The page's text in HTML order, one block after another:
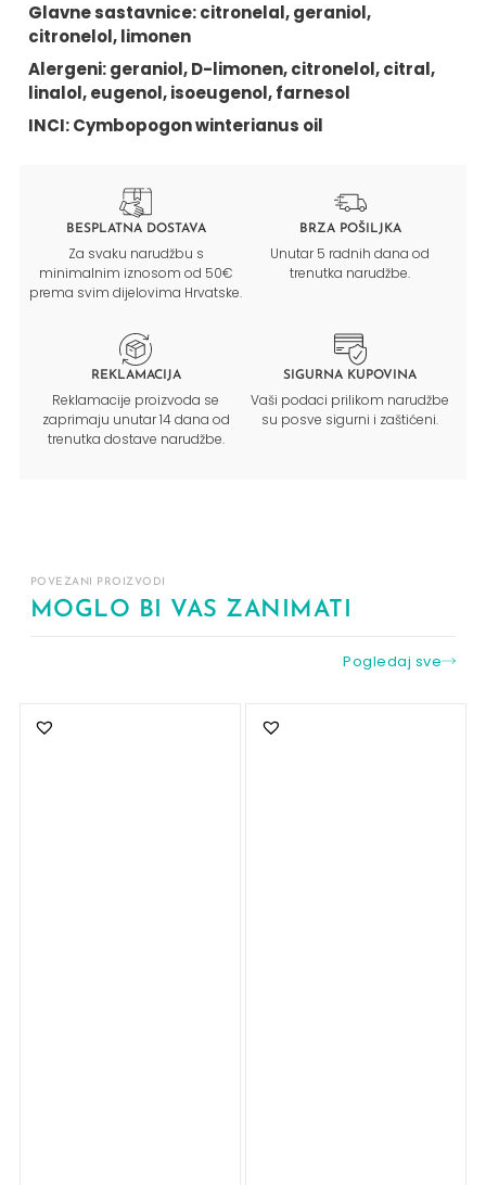
Glavne sastavnice: citronelal, geraniol,
citronelol, limonen
Alergeni: geraniol, D-limonen, citronelol, citral,
linalol, eugenol, isoeugenol, farnesol
INCI: Cymbopogon winterianus oil
BESPLATNA DOSTAVA
Za svaku narudžbu s
minimalnim iznosom od 50€
prema svim dijelovima Hrvatske.
BRZA POŠILJKA
Unutar 5 radnih dana od
trenutka narudžbe.
REKLAMACIJA
Reklamacije proizvoda se
zaprimaju unutar 14 dana od
trenutka dostave narudžbe.
SIGURNA KUPOVINA
Vaši podaci prilikom narudžbe
su posve sigurni i zaštićeni.
POVEZANI PROIZVODI
MOGLO BI VAS ZANIMATI
Pogledaj sve